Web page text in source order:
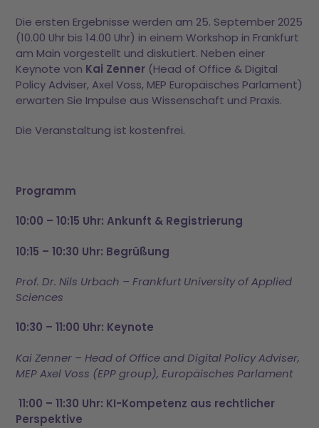
Die ersten Ergebnisse werden am 25. September 2025
(10.00 Uhr bis 14.00 Uhr) in einem Workshop in Frankfurt
am Main vorgestellt und diskutiert. Neben einer
Keynote von Kai Zenner (Head of Office & Digital
Policy Adviser, Axel Voss, MEP Europäisches Parlament)
erwarten Sie Impulse aus Wissenschaft und Praxis.
Die Veranstaltung ist kostenfrei.
Programm
10:00 – 10:15 Uhr: Ankunft & Registrierung
10:15 – 10:30 Uhr: Begrüßung
Prof. Dr. Nils Urbach – Frankfurt University of Applied
Sciences
10:30 – 11:00 Uhr: Keynote
Kai Zenner – Head of Office and Digital Policy Adviser,
MEP Axel Voss (EPP group), Europäisches Parlament
11:00 – 11:30 Uhr: KI-Kompetenz aus rechtlicher
Perspektive